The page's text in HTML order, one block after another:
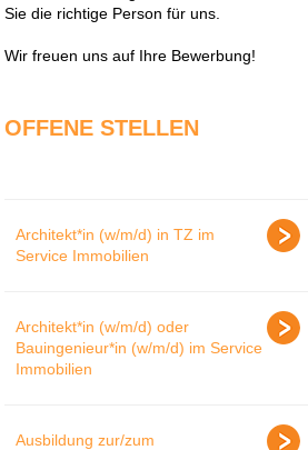
Sie die richtige Person für uns.
Wir freuen uns auf Ihre Bewerbung!
OFFENE STELLEN
Architekt*in (w/m/d) in TZ im
Service Immobilien
Architekt*in (w/m/d) oder
Bauingenieur*in (w/m/d) im Service
Immobilien
Ausbildung zur/zum